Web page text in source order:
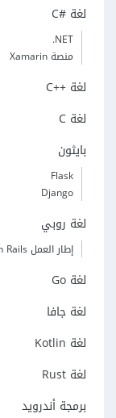
لغة C#‎
‎.NET
منصة Xamarin
لغة C++‎
لغة C
بايثون
Flask
Django
لغة روبي
إطار العمل Ruby on Rails
لغة Go
لغة جافا
لغة Kotlin
لغة Rust
برمجة أندرويد